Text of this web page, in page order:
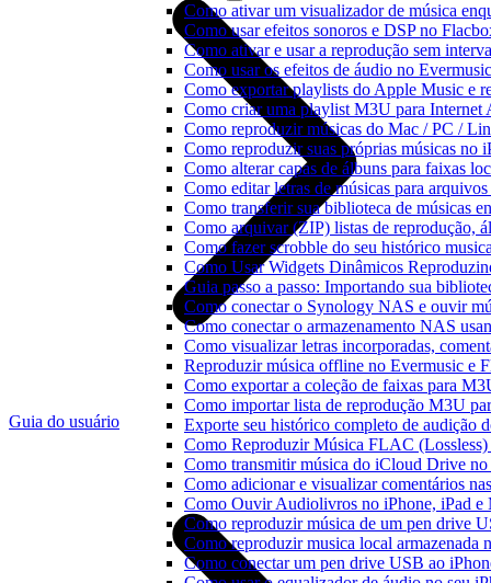
Como ativar um visualizador de música
Como usar efeitos sonoros e DSP no
Como ativar e usar a reprodução sem
Como usar os efeitos de áudio no
Como exportar playlists do Apple Music e
Como criar uma playlist M3U para
Como reproduzir músicas do Mac / PC /
Como reproduzir suas próprias músicas no
Como alterar capas de álbuns para faixas
Como editar letras de músicas para
Como transferir sua biblioteca de músicas
Como arquivar (ZIP) listas de reprodução,
Como fazer scrobble do seu histórico
Como Usar Widgets Dinâmicos
Guia passo a passo: Importando sua
Como conectar o Synology NAS e ouvir
Como conectar o armazenamento NAS
Como visualizar letras incorporadas,
Reproduzir música offline no Evermusic e
Como exportar a coleção de faixas para
Como importar lista de reprodução M3U
Exporte seu histórico completo de audição
Como Reproduzir Música FLAC
Como transmitir música do iCloud Drive
Como adicionar e visualizar comentários
Como Ouvir Audiolivros no iPhone, iPad e
Como reproduzir música de um pen drive
Como reproduzir musica local armazenada
Como conectar um pen drive USB ao
Guia do usuário